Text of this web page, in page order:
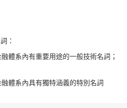
：
體系內有重要用途的一般技術名詞；
體系內具有獨特涵義的特別名詞